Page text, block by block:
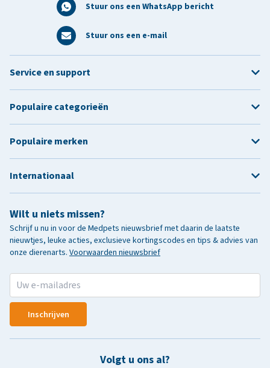
Stuur ons een WhatsApp bericht
Stuur ons een e-mail
Wilt u niets missen?
Schrijf u nu in voor de Medpets nieuwsbrief met daarin de laatste
nieuwtjes, leuke acties, exclusieve kortingscodes en tips & advies van
onze dierenarts. Voorwaarden nieuwsbrief
Inschrijven
Volgt u ons al?
Service en support
Populaire categorieën
Populaire merken
Internationaal